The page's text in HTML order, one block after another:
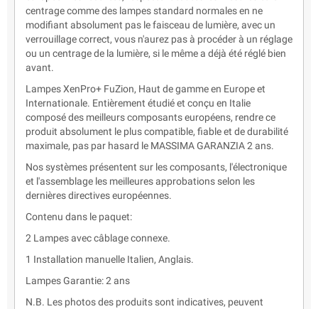
centrage comme des lampes standard normales en ne
modifiant absolument pas le faisceau de lumière, avec un
verrouillage correct, vous n'aurez pas à procéder à un réglage
ou un centrage de la lumière, si le même a déjà été réglé bien
avant.
Lampes XenPro+ FuZion, Haut de gamme en Europe et
Internationale. Entièrement étudié et conçu en Italie
composé des meilleurs composants européens, rendre ce
produit absolument le plus compatible, fiable et de durabilité
maximale, pas par hasard le MASSIMA GARANZIA 2 ans.
Nos systèmes présentent sur les composants, l'électronique
et l'assemblage les meilleures approbations selon les
dernières directives européennes.
Contenu dans le paquet:
2 Lampes avec câblage connexe.
1 Installation manuelle Italien, Anglais.
Lampes Garantie: 2 ans
N.B. Les photos des produits sont indicatives, peuvent